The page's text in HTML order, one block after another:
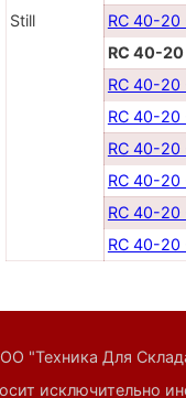
Still
RC 40-20
RC 40-20
RC 40-20
RC 40-20
RC 40-20
RC 40-20
RC 40-20
RC 40-20
"Техника Для
исключительно